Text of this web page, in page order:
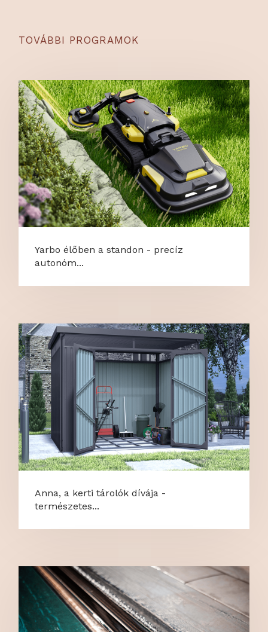
TOVÁBBI PROGRAMOK
Yarbo élőben a standon - precíz
autonóm...
Anna, a kerti tárolók dívája -
természetes...